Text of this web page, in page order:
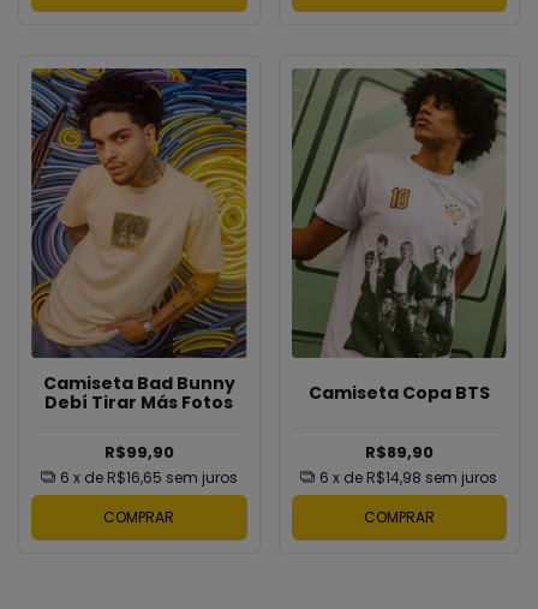
Camiseta Bad Bunny
Debí Tirar Más Fotos
R$99,90
6 x de R$16,65 sem juros
COMPRAR
Camiseta Copa BTS
R$89,90
6 x de R$14,98 sem juros
COMPRAR